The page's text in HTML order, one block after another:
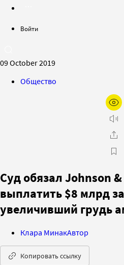
Войти
09 October 2019
Общество
Суд обязал Johnson
выплатить $8 млрд
увеличивший грудь
Клара МинакАвтор
Копировать ссылку